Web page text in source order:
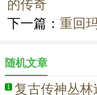
的传奇
下一篇： 重回
随机文章
1 复古传神丛林